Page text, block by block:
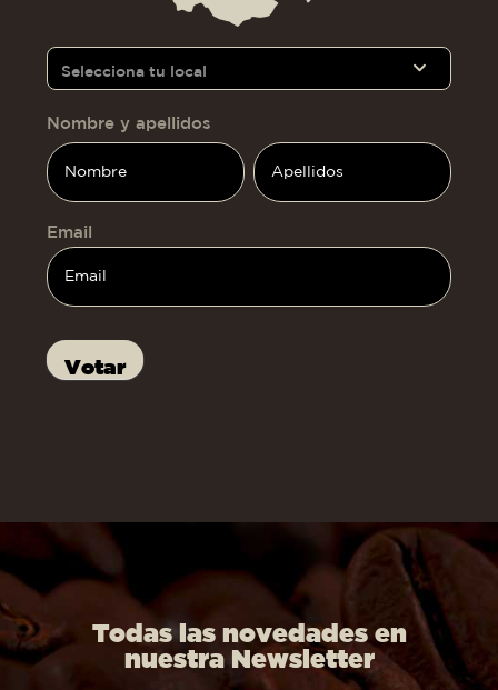
Extremadura
Selecciona tu local
Nombre y apellidos
Nombre
y
apellidos
Nombre
y
apellidos
Email
Votar
Si eres
humano,
deja
campo
en
blanco.
Todas las novedades en
nuestra Newsletter